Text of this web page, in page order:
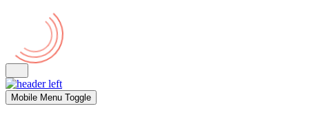
Mobile Menu Toggle